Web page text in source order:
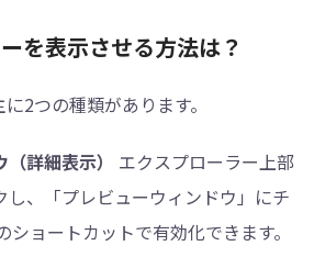
を表示させる方法は？
2つの種類があります。
詳細表示）
エクスプローラー上部
し、「プレビューウィンドウ」にチ
ショートカットで有効化できます。